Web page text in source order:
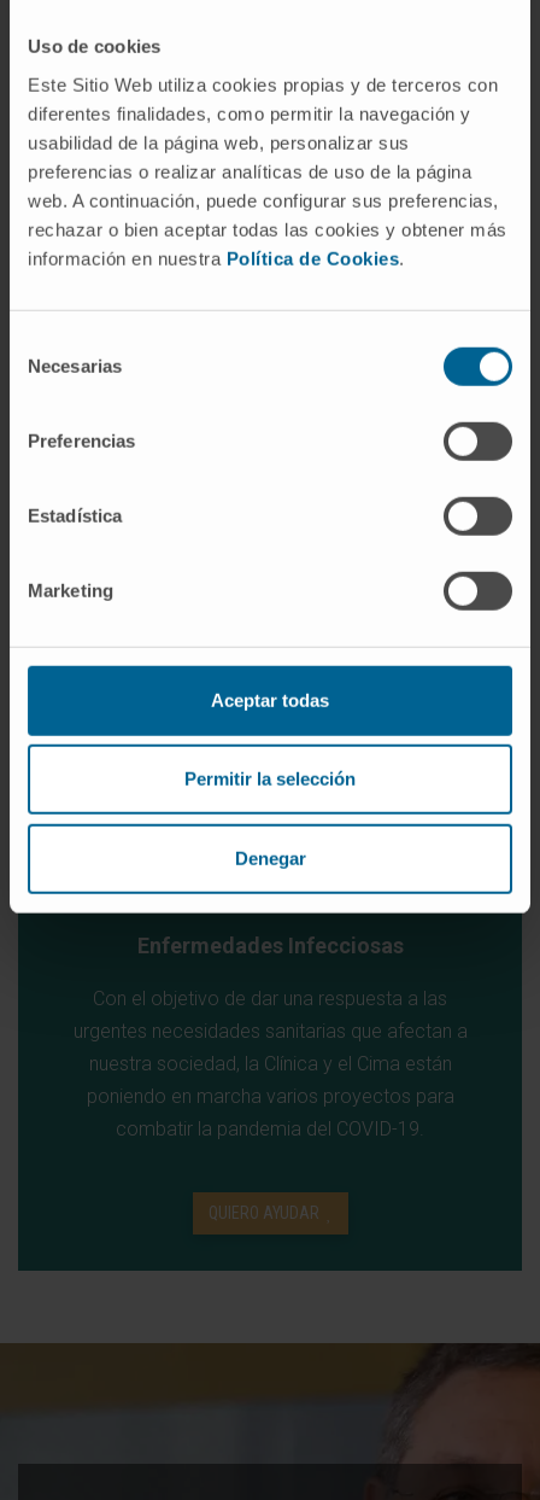
Uso de cookies
Este Sitio Web utiliza cookies propias y de terceros con
diferentes finalidades, como permitir la navegación y
usabilidad de la página web, personalizar sus
preferencias o realizar analíticas de uso de la página
web. A continuación, puede configurar sus preferencias,
rechazar o bien aceptar todas las cookies y obtener más
información en nuestra Política de Cookies.
Necesarias
Preferencias
Estadística
Marketing
Aceptar todas
Permitir la selección
Denegar
Existen más de 7.000 tipos de enfermedades
raras. La mayoría tienen un origen genético y más
investigamos nuevas terapias para que cada vez
Enfermedades Infecciosas
Con el objetivo de dar una respuesta a las
urgentes necesidades sanitarias que afectan a
nuestra sociedad, la Clínica y el Cima están
poniendo en marcha varios proyectos para
combatir la pandemia del COVID-19.
QUIERO AYUDAR